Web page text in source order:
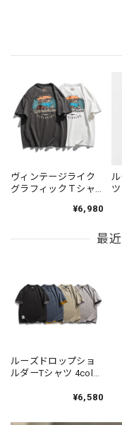
ヴィンテージライク
グラフィックＴシャ
¥6,980
最
ルーズドロップショ
ルダーTシャツ 4color
¥6,580